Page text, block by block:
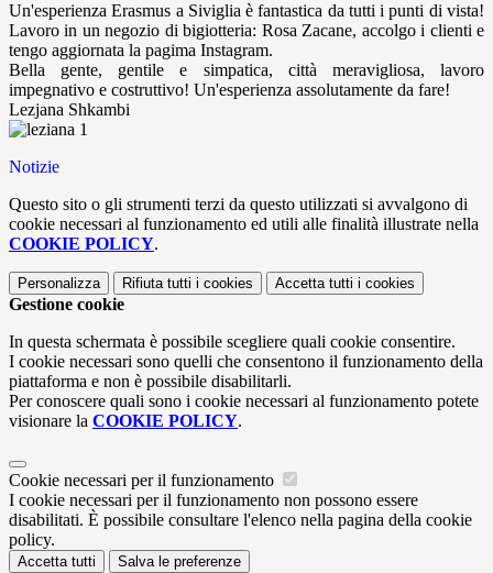
Un'esperienza Erasmus a Siviglia è fantastica da tutti i punti di vista!
Lavoro in un negozio di bigiotteria: Rosa Zacane, accolgo i clienti e
tengo aggiornata la pagima Instagram.
Bella gente, gentile e simpatica, città meravigliosa, lavoro
impegnativo e costruttivo! Un'esperienza assolutamente da fare!
Lezjana Shkambi
Notizie
Questo sito o gli strumenti terzi da questo utilizzati si avvalgono di
cookie necessari al funzionamento ed utili alle finalità illustrate nella
COOKIE POLICY.
Personalizza Rifiuta tutti i cookies Accetta tutti i cookies
Gestione cookie
In questa schermata è possibile scegliere quali cookie consentire.
I cookie necessari sono quelli che consentono il funzionamento della
piattaforma e non è possibile disabilitarli.
Per conoscere quali sono i cookie necessari al funzionamento potete
visionare la COOKIE POLICY.
Cookie necessari per il funzionamento
I cookie necessari per il funzionamento non possono essere
disabilitati. È possibile consultare l'elenco nella pagina della cookie
policy.
Accetta tutti Salva le preferenze